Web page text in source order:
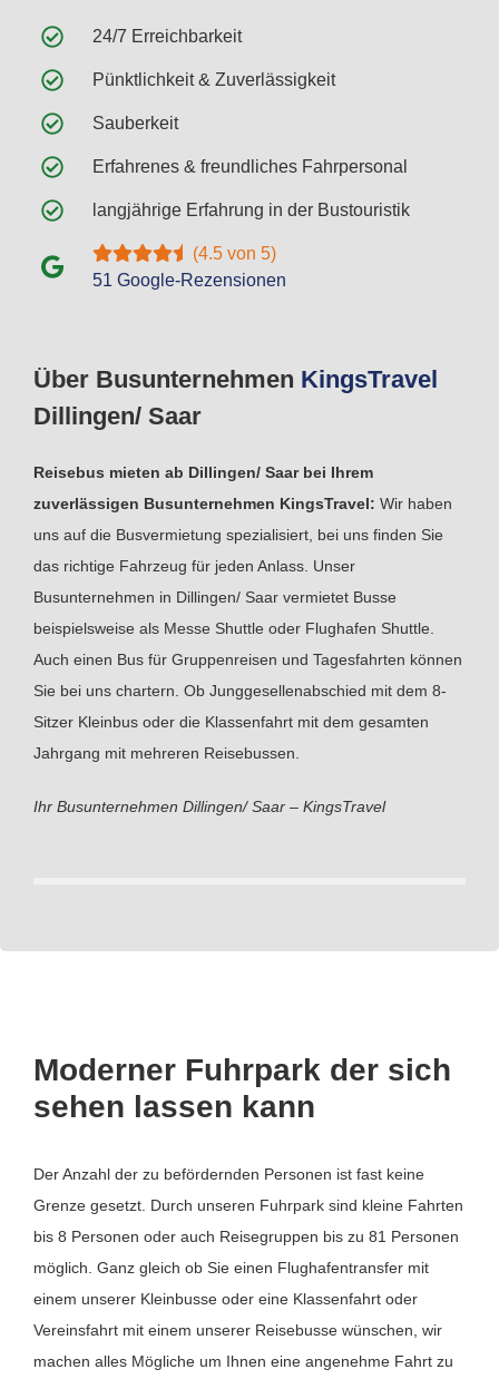
Über Busunternehmen KingsTravel
Dillingen/ Saar
Reisebus mieten ab Dillingen/ Saar bei Ihrem
zuverlässigen Busunternehmen KingsTravel: Wir haben
uns auf die Busvermietung spezialisiert, bei uns finden Sie
das richtige Fahrzeug für jeden Anlass. Unser
Busunternehmen in Dillingen/ Saar vermietet Busse
beispielsweise als Messe Shuttle oder Flughafen Shuttle.
Auch einen Bus für Gruppenreisen und Tagesfahrten können
Sie bei uns chartern. Ob Junggesellenabschied mit dem 8-
Sitzer Kleinbus oder die Klassenfahrt mit dem gesamten
Jahrgang mit mehreren Reisebussen.
Ihr Busunternehmen Dillingen/ Saar – KingsTravel
24/7 Erreichbarkeit
Pünktlichkeit & Zuverlässigkeit
Sauberkeit
Erfahrenes & freundliches Fahrpersonal
langjährige Erfahrung in der Bustouristik
(4.5 von 5)
51 Google-Rezensionen
Moderner Fuhrpark der sich
sehen lassen kann
Der Anzahl der zu befördernden Personen ist fast keine
Grenze gesetzt. Durch unseren Fuhrpark sind kleine Fahrten
bis 8 Personen oder auch Reisegruppen bis zu 81 Personen
möglich. Ganz gleich ob Sie einen Flughafentransfer mit
einem unserer Kleinbusse oder eine Klassenfahrt oder
Vereinsfahrt mit einem unserer Reisebusse wünschen, wir
machen alles Mögliche um Ihnen eine angenehme Fahrt zu